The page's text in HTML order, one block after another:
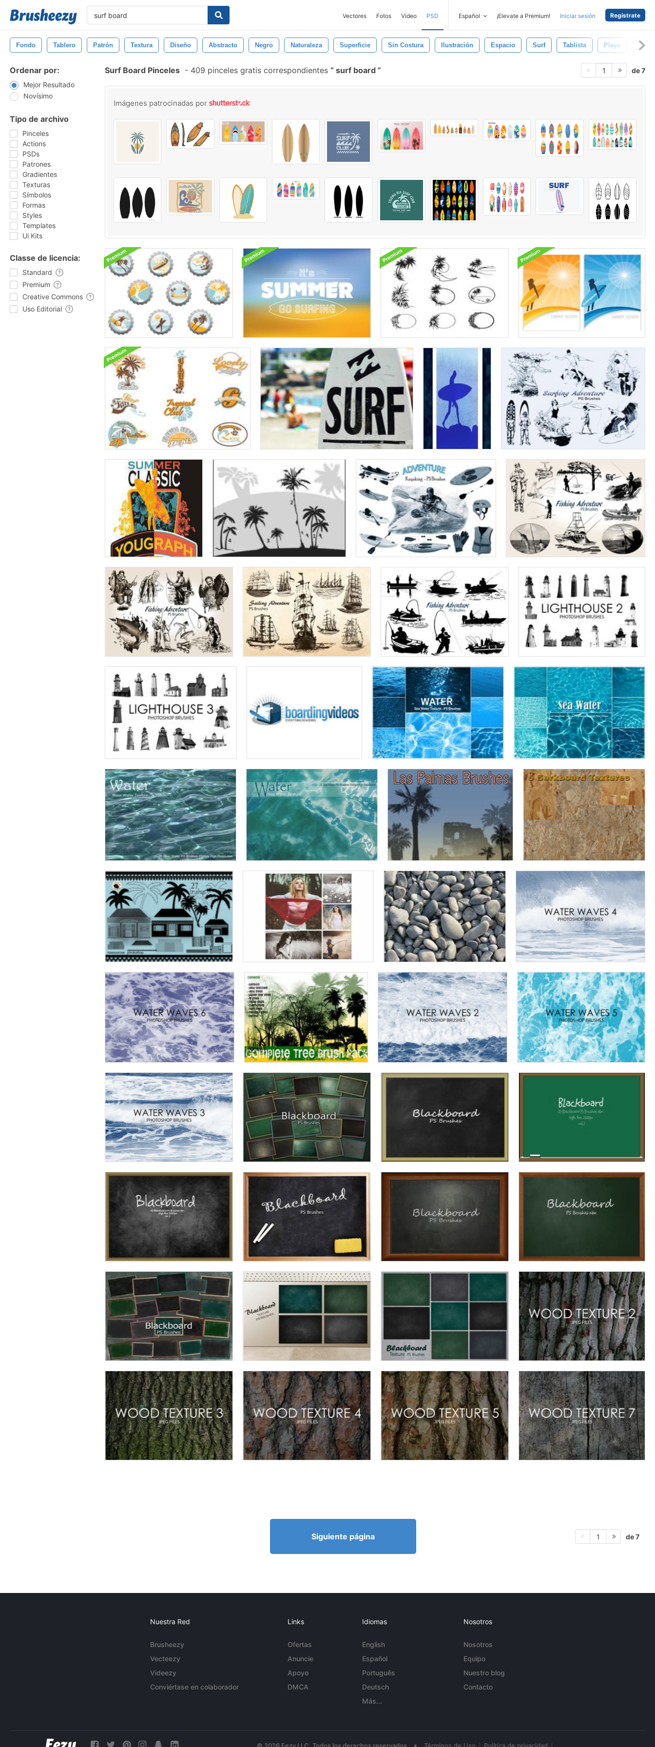
Vectores Fotos Vídeo PSD Español ¡Elevate a Premium! Iniciar sesión Regístrate
Fondo Tablero Patrón Textura Diseño Abstracto Negro Naturaleza Superficie Sin Costura Ilustración Espacio Surf Tablista Playa Ola
Ordenar por:
Mejor Resultado
Novísimo
Tipo de archivo
Pinceles
Actions
PSDs
Patrones
Gradientes
Texturas
Símbolos
Formas
Styles
Templates
Ui Kits
Classe de licencia:
Standard
Premium
Creative Commons
Uso Editorial
Surf Board Pinceles - 409 pinceles gratis correspondientes surf board 1 de 7
Imágenes patrocinadas por
Siguiente página 1 de 7
Nuestra Red
Brusheezy
Vecteezy
Videezy
Conviértase en colaborador
Links
Ofertas
Anuncie
Apoyo
DMCA
Idiomas
English
Español
Português
Deutsch
Más...
Nosotros
Nosotros
Equipo
Nuestro blog
Contacto
© 2026 Eezy LLC. Todos los derechos reservados • Términos de Uso Política de privacidad